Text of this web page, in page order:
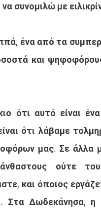
να συνομιλώ με
ένα από τα
και
ότι αυτό είναι
ότι λάβαμε
μας. Σε άλλα
ούτε
και όποιος
Στα Δωδεκάνησα, η